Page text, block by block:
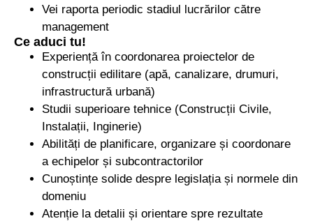
Vei raporta periodic stadiul lucrărilor către
management
Ce aduci tu!
Experiență în coordonarea proiectelor de
construcții edilitare (apă, canalizare, drumuri,
infrastructură urbană)
Studii superioare tehnice (Construcții Civile,
Instalații, Inginerie)
Abilități de planificare, organizare și coordonare
a echipelor și subcontractorilor
Cunoștințe solide despre legislația și normele din
domeniu
Atenție la detalii și orientare spre rezultate